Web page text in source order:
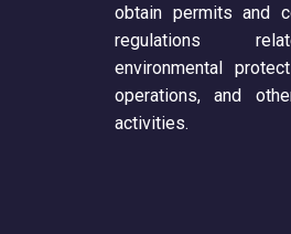
obtain permits and
regulations
environmental
operations, and
activities.